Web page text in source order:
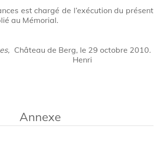
est chargé de l’exécution du présent
au Mémorial.
Château de Berg, le 29 octobre 2010.
Henri
Annexe